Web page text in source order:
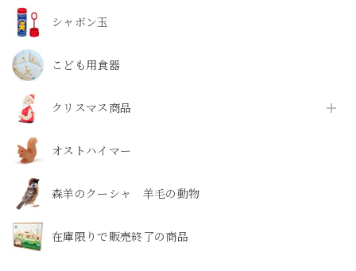
シャボン玉
こども用食器
クリスマス商品
オストハイマー
森羊のクーシャ 羊毛の動物
在庫限りで販売終了の商品